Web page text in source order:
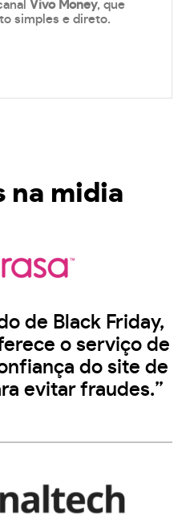
Vivo Money, que
simples e direto.
na midia
de Black Friday,
o serviço de
do site de
evitar fraudes.”